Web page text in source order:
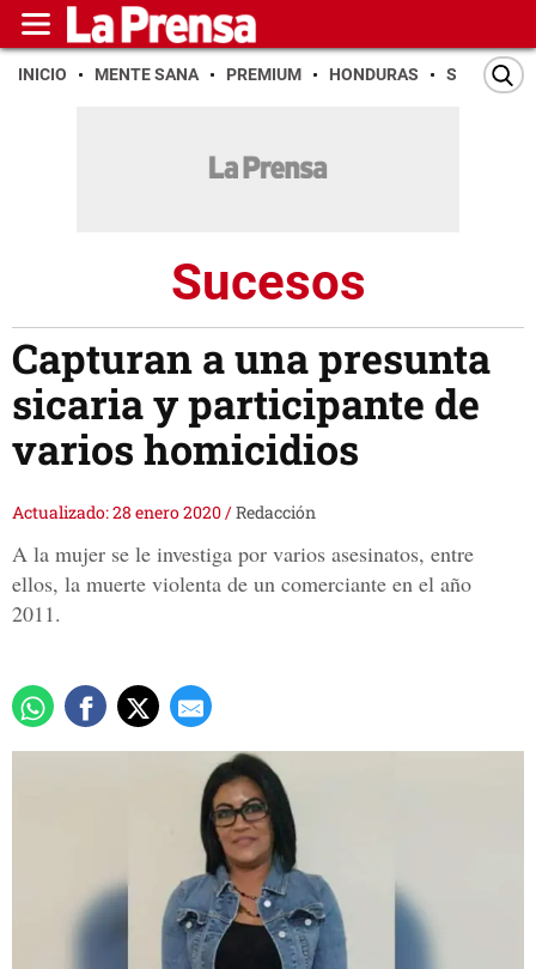
INICIO MENTE SANA PREMIUM HONDURAS SAN PEDRO
Sucesos
Capturan a una presunta
sicaria y participante de
varios homicidios
Actualizado: 28 enero 2020/Redacción
A la mujer se le investiga por varios asesinatos, entre
ellos, la muerte violenta de un comerciante en el año
2011.